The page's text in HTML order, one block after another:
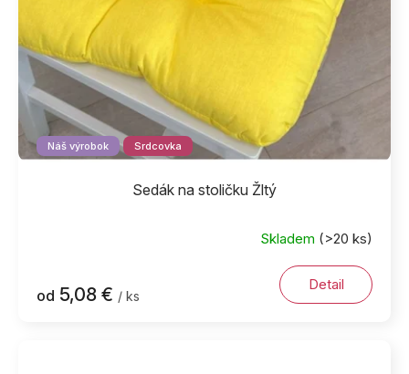
Náš výrobok Srdcovka
Sedák na stoličku Žltý
Skladem (>20 ks)
od 5,08 € / ks
Detail